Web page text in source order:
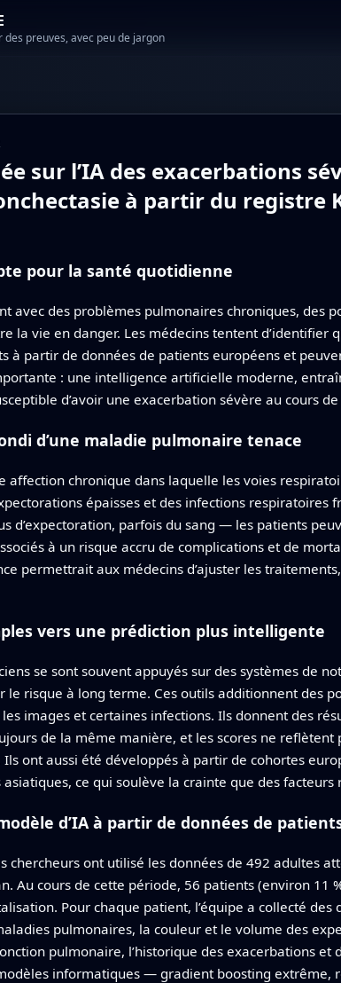
preuves, avec peu de jargon
sur l’IA des exacerbations
à partir du registre
pour la santé quotidienne
avec des problèmes pulmonaires chroniques, des
la vie en danger. Les médecins tentent d’identifier
à partir de données de patients européens et
: une intelligence artificielle moderne,
d’avoir une exacerbation sévère au cours de
d’une maladie pulmonaire tenace
affection chronique dans laquelle les voies
épaisses et des infections
d’expectoration, parfois du sang — les patients
à un risque accru de complications et de
permettrait aux médecins d’ajuster les
vers une prédiction plus intelligente
se sont souvent appuyés sur des systèmes de
le risque à long terme. Ces outils additionnent des
images et certaines infections. Ils donnent des
de la même manière, et les scores ne
ont aussi été développés à partir de cohortes
ce qui soulève la crainte que des
d’IA à partir de données de
chercheurs ont utilisé les données de 492 adultes
Au cours de cette période, 56 patients (environ 11
Pour chaque patient, l’équipe a collecté
pulmonaires, la couleur et le volume des
pulmonaire, l’historique des exacerbations et
informatiques — gradient boosting extrême,